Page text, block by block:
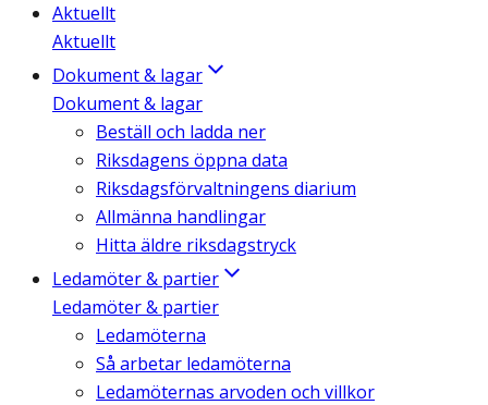
Aktuellt
Aktuellt
Dokument & lagar
Dokument & lagar
Beställ och ladda ner
Riksdagens öppna data
Riksdagsförvaltningens diarium
Allmänna handlingar
Hitta äldre riksdagstryck
Ledamöter & partier
Ledamöter & partier
Ledamöterna
Så arbetar ledamöterna
Ledamöternas arvoden och villkor